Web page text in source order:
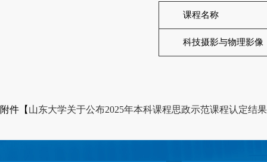
课程名称
科技摄影与物理影像
附件【 山东大学关于公布2025年本科课程思政示范课程认定结